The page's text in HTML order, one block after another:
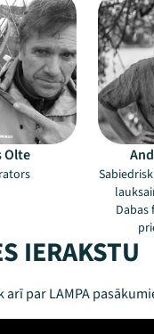
Olte
IERAKSTU
arī par LAMPA